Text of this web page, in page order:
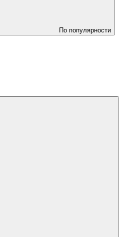
По популярности